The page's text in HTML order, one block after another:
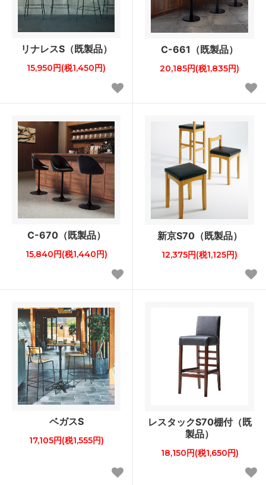
リナレスS（既製品）
15,950円(税1,450円)
C-661（既製品）
20,185円(税1,835円)
C-670（既製品）
15,840円(税1,440円)
新京S70（既製品）
12,375円(税1,125円)
ベガスS
17,105円(税1,555円)
レスタックS70棚付（既
製品）
18,150円(税1,650円)